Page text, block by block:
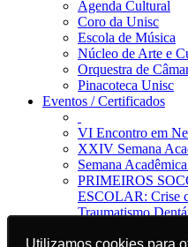
Utilizamos cookies para
Utilizamos cookies para
Agenda Cultural
Coro da Unisc
Escola de Música
Núcleo de Arte e
Orquestra de
Pinacoteca Unisc
Eventos / Certificados
VI Encontro em
XXIV Semana
Semana
PRIMEIROS
ESCOLAR: Crise
Traumatismo
Jornal da Unisc